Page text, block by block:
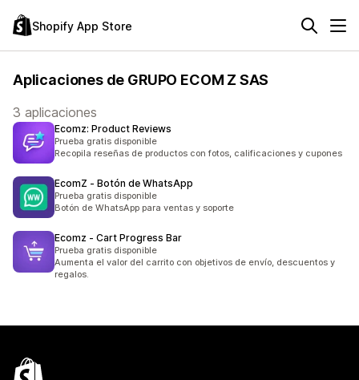
Shopify App Store
Aplicaciones de GRUPO ECOM Z SAS
3 aplicaciones
Ecomz: Product Reviews
Prueba gratis disponible
Recopila reseñas de productos con fotos, calificaciones y cupones
EcomZ ‑ Botón de WhatsApp
Prueba gratis disponible
Botón de WhatsApp para ventas y soporte
Ecomz ‑ Cart Progress Bar
Prueba gratis disponible
Aumenta el valor del carrito con objetivos de envío, descuentos y
regalos.